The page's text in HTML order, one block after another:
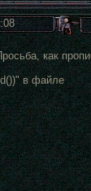
как
в файле